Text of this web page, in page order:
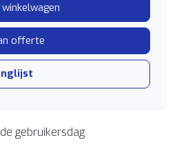
offerte
gebruikersdag